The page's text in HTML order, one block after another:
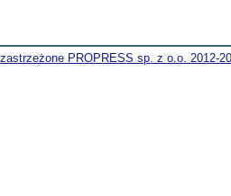
PROPRESS sp. z o.o. 2012-